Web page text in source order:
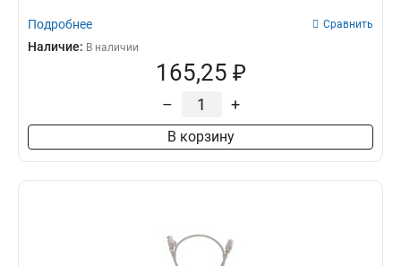
Подробнее Сравнить
Наличие: В наличии
165,25 ₽
– +
В корзину